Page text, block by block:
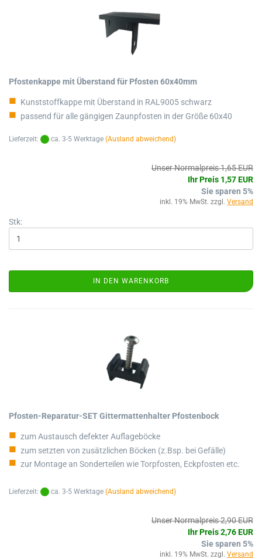
Pfostenkappe mit Überstand für Pfosten 60x40mm
Kunststoffkappe mit Überstand in RAL9005 schwarz
passend für alle gängigen Zaunpfosten in der Größe 60x40
Lieferzeit: ca. 3-5 Werktage (Ausland abweichend)
Unser Normalpreis 1,65 EUR
Ihr Preis 1,57 EUR
Sie sparen 5%
inkl. 19% MwSt. zzgl. Versand
Stk:
IN DEN WARENKORB
Pfosten-Reparatur-SET Gittermattenhalter Pfostenbock
zum Austausch defekter Auflageböcke
zum setzten von zusätzlichen Böcken (z.Bsp. bei Gefälle)
zur Montage an Sonderteilen wie Torpfosten, Eckpfosten etc.
Lieferzeit: ca. 3-5 Werktage (Ausland abweichend)
Unser Normalpreis 2,90 EUR
Ihr Preis 2,76 EUR
Sie sparen 5%
inkl. 19% MwSt. zzgl. Versand